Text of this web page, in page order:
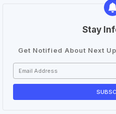
Stay
Get Notified About Next